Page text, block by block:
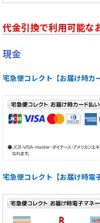
代金引換で利用可能な
現金
宅急便コレクト【お届け時カ
宅急便コレクト【お届け時電